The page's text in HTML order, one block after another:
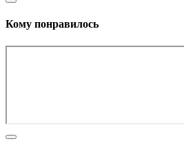
Кому понравилось